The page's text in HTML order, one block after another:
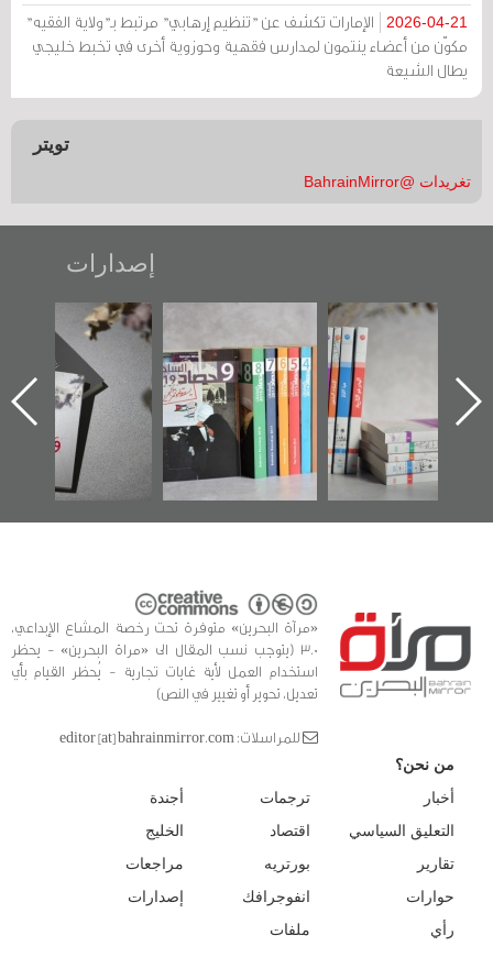
2026-04-21
الإمارات تكشف عن "تنظيم إرهابي" مرتبط بـ"ولاية الفقيه"
مكوّن من أعضاء ينتمون لمدارس فقهية وحوزوية أخرى في تخبط خليجي
يطال الشيعة
تويتر
تغريدات @BahrainMirror
إصدارات
تصنيف موضوعي
للوثائق البريطانية
يقدمه «مركز أوال»
في سلسلة من 5
كتب
تصدر حصاد
الساحات 2019
«وطن عكر» رواية
جديدة لمعتقل
عسكري تصدر عن
«مرآة البحرين»
«مرآة البحرين» متوفرة تحت رخصة المشاع الإبداعي،
3.0 (يتوجب نسب المقال الى «مراة البحرين» - يحظر
استخدام العمل لأية غايات تجارية - يُحظر القيام بأي
تعديل، تحوير أو تغيير في النص)
للمراسلات: editor [at] bahrainmirror.com
من نحن؟
أخبار
التعليق السياسي
تقارير
حوارات
رأي
ترجمات
اقتصاد
بورتريه
انفوجرافك
ملفات
أجندة
الخليج
مراجعات
إصدارات